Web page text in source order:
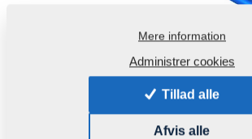
Produktkode: 3001714
Mere information
Administrer cookies
Tillad alle
Afvis alle